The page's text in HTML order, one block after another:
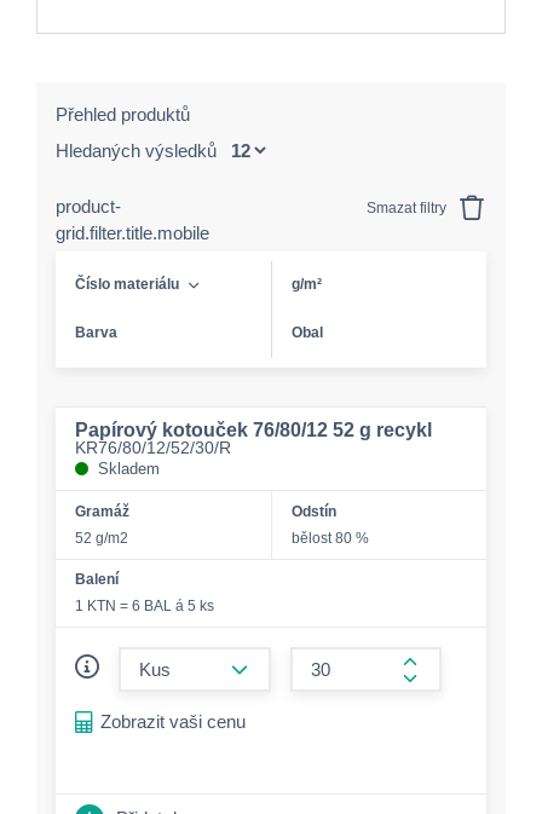
Přehled produktů
Hledaných výsledků
product-
grid.filter.title.mobile
Smazat filtry
Číslo materiálu g/m²
Barva Obal
Papírový kotouček 76/80/12 52 g recykl
KR76/80/12/52/30/R
Skladem
Gramáž
52 g/m2
Odstín
bělost 80 %
Balení
1 KTN = 6 BAL á 5 ks
form.increase-
Zobrazit vaši cenu